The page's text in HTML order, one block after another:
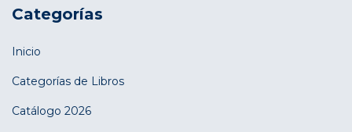
Categorías
Inicio
Categorías de Libros
Catálogo 2026